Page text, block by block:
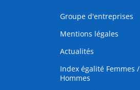
Groupe d'entreprises
Mentions légales
Actualités
Index égalité Femmes /
Hommes